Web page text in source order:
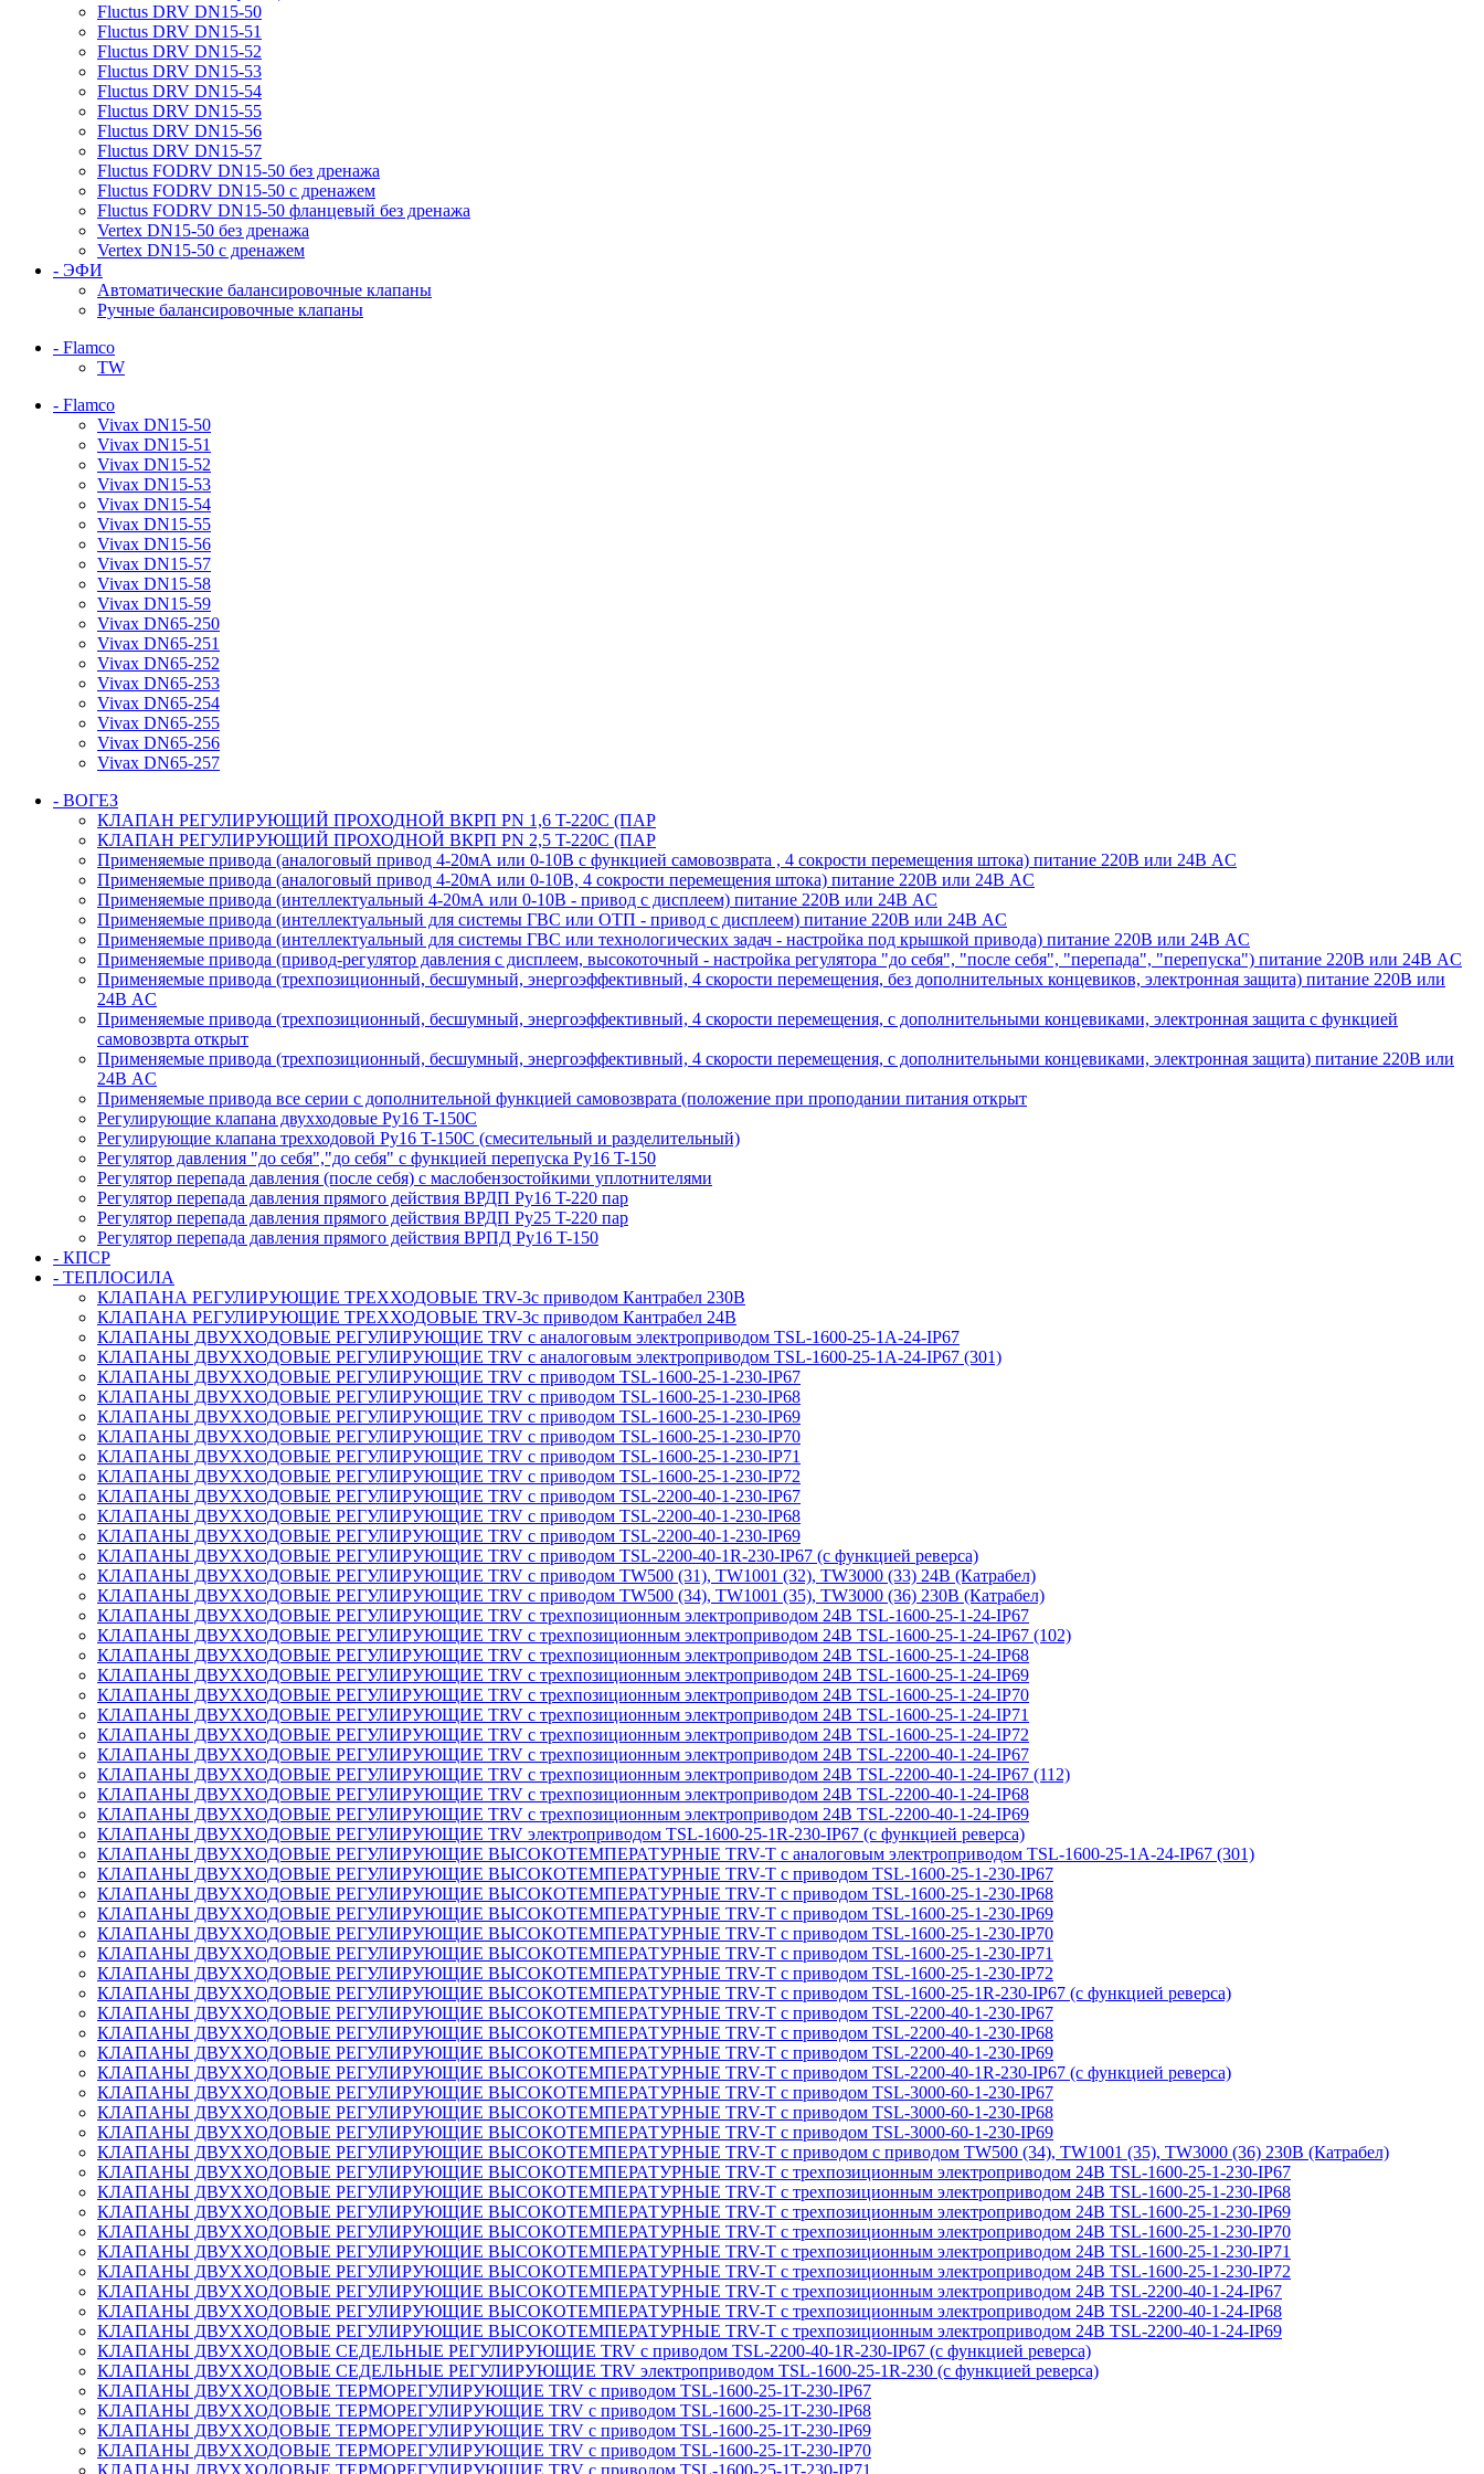
Fluctus DRV DN15-50
Fluctus DRV DN15-51
Fluctus DRV DN15-52
Fluctus DRV DN15-53
Fluctus DRV DN15-54
Fluctus DRV DN15-55
Fluctus DRV DN15-56
Fluctus DRV DN15-57
Fluctus FODRV DN15-50 без дренажа
Fluctus FODRV DN15-50 с дренажем
Fluctus FODRV DN15-50 фланцевый без дренажа
Vertex DN15-50 без дренажа
Vertex DN15-50 с дренажем
- ЭФИ
Автоматические балансировочные клапаны
Ручные балансировочные клапаны
- Flamco
TW
- Flamco
Vivax DN15-50
Vivax DN15-51
Vivax DN15-52
Vivax DN15-53
Vivax DN15-54
Vivax DN15-55
Vivax DN15-56
Vivax DN15-57
Vivax DN15-58
Vivax DN15-59
Vivax DN65-250
Vivax DN65-251
Vivax DN65-252
Vivax DN65-253
Vivax DN65-254
Vivax DN65-255
Vivax DN65-256
Vivax DN65-257
- ВОГЕЗ
КЛАПАН РЕГУЛИРУЮЩИЙ ПРОХОДНОЙ ВКРП PN 1,6 T-220C (ПАР
КЛАПАН РЕГУЛИРУЮЩИЙ ПРОХОДНОЙ ВКРП PN 2,5 T-220C (ПАР
Применяемые привода (аналоговый привод 4-20мА или 0-10В с функцией самовозврата , 4 сокрости перемещения штока) питание 220В или 24В AC
Применяемые привода (аналоговый привод 4-20мА или 0-10В, 4 сокрости перемещения штока) питание 220В или 24В AC
Применяемые привода (интеллектуальный 4-20мА или 0-10В - привод с дисплеем) питание 220В или 24В AC
Применяемые привода (интеллектуальный для системы ГВС или ОТП - привод с дисплеем) питание 220В или 24В AC
Применяемые привода (интеллектуальный для системы ГВС или технологических задач - настройка под крышкой привода) питание 220В или 24В AC
Применяемые привода (привод-регулятор давления с дисплеем, высокоточный - настройка регулятора "до себя", "после себя", "перепада", "перепуска") питание 220В или 24В AC
Применяемые привода (трехпозиционный, бесшумный, энергоэффективный, 4 скорости перемещения, без дополнительных концевиков, электронная защита) питание 220В или
24В AC
Применяемые привода (трехпозиционный, бесшумный, энергоэффективный, 4 скорости перемещения, с дополнительными концевиками, электронная защита с функцией
самовозврта открыт
Применяемые привода (трехпозиционный, бесшумный, энергоэффективный, 4 скорости перемещения, с дополнительными концевиками, электронная защита) питание 220В или
24В AC
Применяемые привода все серии с дополнительной функцией самовозврата (положение при проподании питания открыт
Регулирующие клапана двухходовые Ру16 T-150С
Регулирующие клапана трехходовой Ру16 T-150С (смесительный и разделительный)
Регулятор давления "до себя","до себя" с функцией перепуска Ру16 T-150
Регулятор перепада давления (после себя) c маслобензостойкими уплотнителями
Регулятор перепада давления прямого действия ВРДП Ру16 T-220 пар
Регулятор перепада давления прямого действия ВРДП Ру25 T-220 пар
Регулятор перепада давления прямого действия ВРПД Ру16 T-150
- КПСР
- ТЕПЛОСИЛА
КЛАПАНА РЕГУЛИРУЮЩИЕ ТРЕХХОДОВЫЕ TRV-3с приводом Кантрабел 230B
КЛАПАНА РЕГУЛИРУЮЩИЕ ТРЕХХОДОВЫЕ TRV-3с приводом Кантрабел 24B
КЛАПАНЫ ДВУХХОДОВЫЕ РЕГУЛИРУЮЩИЕ TRV с аналоговым электроприводом TSL-1600-25-1А-24-IP67
КЛАПАНЫ ДВУХХОДОВЫЕ РЕГУЛИРУЮЩИЕ TRV с аналоговым электроприводом TSL-1600-25-1А-24-IP67 (301)
КЛАПАНЫ ДВУХХОДОВЫЕ РЕГУЛИРУЮЩИЕ TRV с приводом TSL-1600-25-1-230-IP67
КЛАПАНЫ ДВУХХОДОВЫЕ РЕГУЛИРУЮЩИЕ TRV с приводом TSL-1600-25-1-230-IP68
КЛАПАНЫ ДВУХХОДОВЫЕ РЕГУЛИРУЮЩИЕ TRV с приводом TSL-1600-25-1-230-IP69
КЛАПАНЫ ДВУХХОДОВЫЕ РЕГУЛИРУЮЩИЕ TRV с приводом TSL-1600-25-1-230-IP70
КЛАПАНЫ ДВУХХОДОВЫЕ РЕГУЛИРУЮЩИЕ TRV с приводом TSL-1600-25-1-230-IP71
КЛАПАНЫ ДВУХХОДОВЫЕ РЕГУЛИРУЮЩИЕ TRV с приводом TSL-1600-25-1-230-IP72
КЛАПАНЫ ДВУХХОДОВЫЕ РЕГУЛИРУЮЩИЕ TRV с приводом TSL-2200-40-1-230-IP67
КЛАПАНЫ ДВУХХОДОВЫЕ РЕГУЛИРУЮЩИЕ TRV с приводом TSL-2200-40-1-230-IP68
КЛАПАНЫ ДВУХХОДОВЫЕ РЕГУЛИРУЮЩИЕ TRV с приводом TSL-2200-40-1-230-IP69
КЛАПАНЫ ДВУХХОДОВЫЕ РЕГУЛИРУЮЩИЕ TRV с приводом TSL-2200-40-1R-230-IP67 (с функцией реверса)
КЛАПАНЫ ДВУХХОДОВЫЕ РЕГУЛИРУЮЩИЕ TRV с приводом TW500 (31), TW1001 (32), TW3000 (33) 24В (Катрабел)
КЛАПАНЫ ДВУХХОДОВЫЕ РЕГУЛИРУЮЩИЕ TRV с приводом TW500 (34), TW1001 (35), TW3000 (36) 230В (Катрабел)
КЛАПАНЫ ДВУХХОДОВЫЕ РЕГУЛИРУЮЩИЕ TRV с трехпозиционным электроприводом 24В TSL-1600-25-1-24-IP67
КЛАПАНЫ ДВУХХОДОВЫЕ РЕГУЛИРУЮЩИЕ TRV с трехпозиционным электроприводом 24В TSL-1600-25-1-24-IP67 (102)
КЛАПАНЫ ДВУХХОДОВЫЕ РЕГУЛИРУЮЩИЕ TRV с трехпозиционным электроприводом 24В TSL-1600-25-1-24-IP68
КЛАПАНЫ ДВУХХОДОВЫЕ РЕГУЛИРУЮЩИЕ TRV с трехпозиционным электроприводом 24В TSL-1600-25-1-24-IP69
КЛАПАНЫ ДВУХХОДОВЫЕ РЕГУЛИРУЮЩИЕ TRV с трехпозиционным электроприводом 24В TSL-1600-25-1-24-IP70
КЛАПАНЫ ДВУХХОДОВЫЕ РЕГУЛИРУЮЩИЕ TRV с трехпозиционным электроприводом 24В TSL-1600-25-1-24-IP71
КЛАПАНЫ ДВУХХОДОВЫЕ РЕГУЛИРУЮЩИЕ TRV с трехпозиционным электроприводом 24В TSL-1600-25-1-24-IP72
КЛАПАНЫ ДВУХХОДОВЫЕ РЕГУЛИРУЮЩИЕ TRV с трехпозиционным электроприводом 24В TSL-2200-40-1-24-IP67
КЛАПАНЫ ДВУХХОДОВЫЕ РЕГУЛИРУЮЩИЕ TRV с трехпозиционным электроприводом 24В TSL-2200-40-1-24-IP67 (112)
КЛАПАНЫ ДВУХХОДОВЫЕ РЕГУЛИРУЮЩИЕ TRV с трехпозиционным электроприводом 24В TSL-2200-40-1-24-IP68
КЛАПАНЫ ДВУХХОДОВЫЕ РЕГУЛИРУЮЩИЕ TRV с трехпозиционным электроприводом 24В TSL-2200-40-1-24-IP69
КЛАПАНЫ ДВУХХОДОВЫЕ РЕГУЛИРУЮЩИЕ TRV электроприводом TSL-1600-25-1R-230-IP67 (с функцией реверса)
КЛАПАНЫ ДВУХХОДОВЫЕ РЕГУЛИРУЮЩИЕ ВЫСОКОТЕМПЕРАТУРНЫЕ TRV-T с аналоговым электроприводом TSL-1600-25-1А-24-IP67 (301)
КЛАПАНЫ ДВУХХОДОВЫЕ РЕГУЛИРУЮЩИЕ ВЫСОКОТЕМПЕРАТУРНЫЕ TRV-T с приводом TSL-1600-25-1-230-IP67
КЛАПАНЫ ДВУХХОДОВЫЕ РЕГУЛИРУЮЩИЕ ВЫСОКОТЕМПЕРАТУРНЫЕ TRV-T с приводом TSL-1600-25-1-230-IP68
КЛАПАНЫ ДВУХХОДОВЫЕ РЕГУЛИРУЮЩИЕ ВЫСОКОТЕМПЕРАТУРНЫЕ TRV-T с приводом TSL-1600-25-1-230-IP69
КЛАПАНЫ ДВУХХОДОВЫЕ РЕГУЛИРУЮЩИЕ ВЫСОКОТЕМПЕРАТУРНЫЕ TRV-T с приводом TSL-1600-25-1-230-IP70
КЛАПАНЫ ДВУХХОДОВЫЕ РЕГУЛИРУЮЩИЕ ВЫСОКОТЕМПЕРАТУРНЫЕ TRV-T с приводом TSL-1600-25-1-230-IP71
КЛАПАНЫ ДВУХХОДОВЫЕ РЕГУЛИРУЮЩИЕ ВЫСОКОТЕМПЕРАТУРНЫЕ TRV-T с приводом TSL-1600-25-1-230-IP72
КЛАПАНЫ ДВУХХОДОВЫЕ РЕГУЛИРУЮЩИЕ ВЫСОКОТЕМПЕРАТУРНЫЕ TRV-T с приводом TSL-1600-25-1R-230-IP67 (с функцией реверса)
КЛАПАНЫ ДВУХХОДОВЫЕ РЕГУЛИРУЮЩИЕ ВЫСОКОТЕМПЕРАТУРНЫЕ TRV-T с приводом TSL-2200-40-1-230-IP67
КЛАПАНЫ ДВУХХОДОВЫЕ РЕГУЛИРУЮЩИЕ ВЫСОКОТЕМПЕРАТУРНЫЕ TRV-T с приводом TSL-2200-40-1-230-IP68
КЛАПАНЫ ДВУХХОДОВЫЕ РЕГУЛИРУЮЩИЕ ВЫСОКОТЕМПЕРАТУРНЫЕ TRV-T с приводом TSL-2200-40-1-230-IP69
КЛАПАНЫ ДВУХХОДОВЫЕ РЕГУЛИРУЮЩИЕ ВЫСОКОТЕМПЕРАТУРНЫЕ TRV-T с приводом TSL-2200-40-1R-230-IP67 (с функцией реверса)
КЛАПАНЫ ДВУХХОДОВЫЕ РЕГУЛИРУЮЩИЕ ВЫСОКОТЕМПЕРАТУРНЫЕ TRV-T с приводом TSL-3000-60-1-230-IP67
КЛАПАНЫ ДВУХХОДОВЫЕ РЕГУЛИРУЮЩИЕ ВЫСОКОТЕМПЕРАТУРНЫЕ TRV-T с приводом TSL-3000-60-1-230-IP68
КЛАПАНЫ ДВУХХОДОВЫЕ РЕГУЛИРУЮЩИЕ ВЫСОКОТЕМПЕРАТУРНЫЕ TRV-T с приводом TSL-3000-60-1-230-IP69
КЛАПАНЫ ДВУХХОДОВЫЕ РЕГУЛИРУЮЩИЕ ВЫСОКОТЕМПЕРАТУРНЫЕ TRV-T с приводом с приводом TW500 (34), TW1001 (35), TW3000 (36) 230В (Катрабел)
КЛАПАНЫ ДВУХХОДОВЫЕ РЕГУЛИРУЮЩИЕ ВЫСОКОТЕМПЕРАТУРНЫЕ TRV-T с трехпозиционным электроприводом 24В TSL-1600-25-1-230-IP67
КЛАПАНЫ ДВУХХОДОВЫЕ РЕГУЛИРУЮЩИЕ ВЫСОКОТЕМПЕРАТУРНЫЕ TRV-T с трехпозиционным электроприводом 24В TSL-1600-25-1-230-IP68
КЛАПАНЫ ДВУХХОДОВЫЕ РЕГУЛИРУЮЩИЕ ВЫСОКОТЕМПЕРАТУРНЫЕ TRV-T с трехпозиционным электроприводом 24В TSL-1600-25-1-230-IP69
КЛАПАНЫ ДВУХХОДОВЫЕ РЕГУЛИРУЮЩИЕ ВЫСОКОТЕМПЕРАТУРНЫЕ TRV-T с трехпозиционным электроприводом 24В TSL-1600-25-1-230-IP70
КЛАПАНЫ ДВУХХОДОВЫЕ РЕГУЛИРУЮЩИЕ ВЫСОКОТЕМПЕРАТУРНЫЕ TRV-T с трехпозиционным электроприводом 24В TSL-1600-25-1-230-IP71
КЛАПАНЫ ДВУХХОДОВЫЕ РЕГУЛИРУЮЩИЕ ВЫСОКОТЕМПЕРАТУРНЫЕ TRV-T с трехпозиционным электроприводом 24В TSL-1600-25-1-230-IP72
КЛАПАНЫ ДВУХХОДОВЫЕ РЕГУЛИРУЮЩИЕ ВЫСОКОТЕМПЕРАТУРНЫЕ TRV-T с трехпозиционным электроприводом 24В TSL-2200-40-1-24-IP67
КЛАПАНЫ ДВУХХОДОВЫЕ РЕГУЛИРУЮЩИЕ ВЫСОКОТЕМПЕРАТУРНЫЕ TRV-T с трехпозиционным электроприводом 24В TSL-2200-40-1-24-IP68
КЛАПАНЫ ДВУХХОДОВЫЕ РЕГУЛИРУЮЩИЕ ВЫСОКОТЕМПЕРАТУРНЫЕ TRV-T с трехпозиционным электроприводом 24В TSL-2200-40-1-24-IP69
КЛАПАНЫ ДВУХХОДОВЫЕ СЕДЕЛЬНЫЕ РЕГУЛИРУЮЩИЕ TRV с приводом TSL-2200-40-1R-230-IP67 (с функцией реверса)
КЛАПАНЫ ДВУХХОДОВЫЕ СЕДЕЛЬНЫЕ РЕГУЛИРУЮЩИЕ TRV электроприводом TSL-1600-25-1R-230 (с функцией реверса)
КЛАПАНЫ ДВУХХОДОВЫЕ ТЕРМОРЕГУЛИРУЮЩИЕ TRV с приводом TSL-1600-25-1T-230-IP67
КЛАПАНЫ ДВУХХОДОВЫЕ ТЕРМОРЕГУЛИРУЮЩИЕ TRV с приводом TSL-1600-25-1T-230-IP68
КЛАПАНЫ ДВУХХОДОВЫЕ ТЕРМОРЕГУЛИРУЮЩИЕ TRV с приводом TSL-1600-25-1T-230-IP69
КЛАПАНЫ ДВУХХОДОВЫЕ ТЕРМОРЕГУЛИРУЮЩИЕ TRV с приводом TSL-1600-25-1T-230-IP70
КЛАПАНЫ ДВУХХОДОВЫЕ ТЕРМОРЕГУЛИРУЮЩИЕ TRV с приводом TSL-1600-25-1T-230-IP71